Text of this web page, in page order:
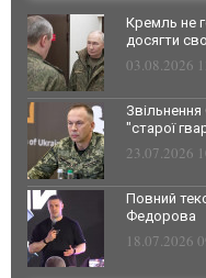
Кремль не
досягти
03.08.2026
"старої
23.07.2026
Повний
Федорова
18.07.2026